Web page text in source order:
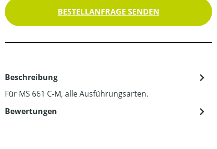
BESTELLANFRAGE SENDEN
Beschreibung
Für MS 661 C-M, alle Ausführungsarten.
Bewertungen